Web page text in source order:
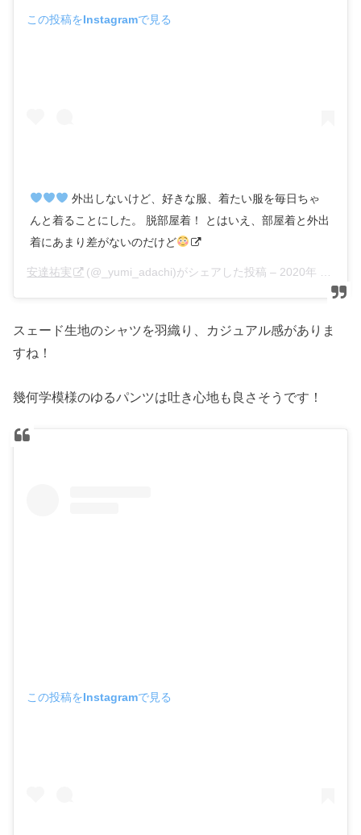
この投稿をInstagramで見る
外出しないけど、好きな服、着たい服を毎日ちゃ
んと着ることにした。 脱部屋着！ とはいえ、部屋着と外出
着にあまり差がないのだけど
安達祐実 (@_yumi_adachi)がシェアした投稿 – 2020年 4月月19日午後9時57分PDT
スェード生地のシャツを羽織り、カジュアル感がありま
すね！
幾何学模様のゆるパンツは吐き心地も良さそうです！
この投稿をInstagramで見る